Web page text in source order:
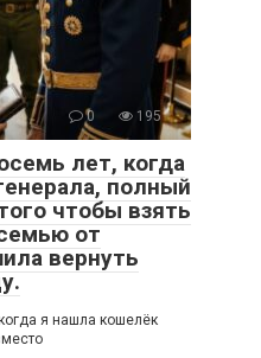
0 195
лет, когда
полный
чтобы взять
от
вернуть
я нашла кошелёк